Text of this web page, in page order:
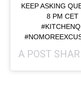
KEEP ASKING
8 PM CET
A POST